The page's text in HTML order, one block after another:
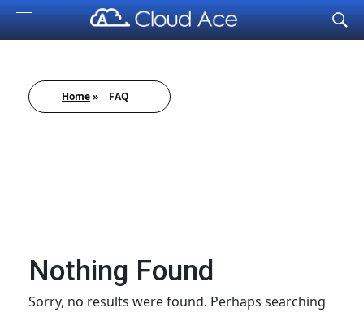
Cloud Ace
Nhà cung cấp giải pháp trên GCP cho doanh nghiệp
Home» FAQ
Nothing Found
Sorry, no results were found. Perhaps searching